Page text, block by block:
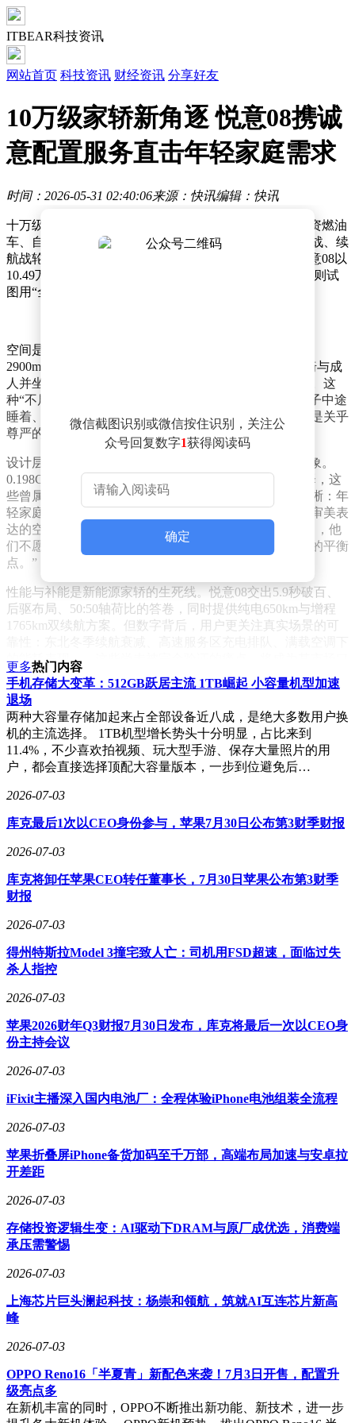
ITBEAR科技资讯
网站首页 科技资讯 财经资讯 分享好友
10万级家轿新角逐 悦意08携诚
意配置服务直击年轻家庭需求
时间：2026-05-31 02:40:06来源：快讯编辑：快讯
十万级家轿市场，早已告别“低价即王道”的时代。当合资燃油
车、自主插混、纯电车型在此短兵相接，价格战、配置战、续
航战轮番上演，消费者对“性价比”的定义愈发严苛。悦意08以
10.49万元的起售价入局，看似以价格利刃切入红海，实则试
图用“全能牌”重新定义这一细分市场的竞争逻辑。
空间是家庭用户的第一道门槛。悦意08以4920mm车长、
2900mm轴距构建出越级尺寸，后排可轻松容纳儿童座椅与成
人并坐，后备厢能装下婴儿车、露营装备甚至年货礼盒。这
种“不局促”的体验，直击年轻家庭的核心痛点——当孩子中途
睡着、老人需要伸展双腿时，车内空间不再是数字，而是关乎
尊严的细节。
设计层面，悦意08试图打破十万级家轿“中庸”的刻板印象。
0.198Cd超低风阻系数、无框电吸门、六种个性车漆选择，这
些曾属于高端车型的配置被下放至主流市场。其逻辑清晰：年
轻家庭的第一台车，既要承载实用需求，也要保留个人审美表
达的空间。正如市场观察者所言：“当90后成为购车主力，他
们不愿为家庭责任完全牺牲自我，车需要成为两种需求的平衡
点。”
性能与补能是新能源家轿的生死线。悦意08交出5.9秒破百、
后驱布局、50:50轴荷比的答卷，同时提供纯电650km与增程
1765km双续航方案。但数字背后，用户更关注真实场景的可
的能耗表现……这些尚未被完全验证的痛点，将成为其市场口
碑的关键考验。
智能化配置的堆砌容易，场景化落地难。悦意08搭载高通骁龙
8295P芯片、23扬声器杜比全景声、华为乾崑辅驾系统，支持
高速NOA、记忆泊车等24项功能。但用户早已对“冰箱彩电大
否精准、辅助驾驶是否稳定。真正的加分项，是深夜加班时安
静的座舱氛围，是亲子旅行中自动生成的Vlog，是地下车库
120米循迹倒车的救场时刻——智能需成为解决具体问题的工
具，而非炫技的噱头。
安全是家庭用车的底线。悦意08采用九横九纵笼式车身、83%
高强度钢、2200兆帕车门防撞梁，配备同级唯一的9安全气
对“最后一脚急刹”的隐忧——车里可能坐着熟睡的孩子、需要
服药的老人，或是刚从超市采购的易碎品。安全从来不是参数
表上的数字，而是危机时刻的最后一层保障。
服务权益的“终身制”承诺，展现出悦意08的野心。整车终身质
保障……这些条款直击新能源用户的长期痛点。但承诺的重量
取决于执行力度：当电池真的衰减时，换新流程是否繁琐？智
释“终身”二字？市场将用时间检验这些问题的答案。
作为中国一汽首个独立新能源品牌，悦意08的底气来自央企的
资源整合能力——火山引擎的算法支持、华为的智能驾驶方
为“出身”买单，十万级家轿的战场早已卷到白热化。价格是入
场券，配置是简历，服务才是长期信用。年轻家庭可能被
身质保说服，但最终会用每天的通勤、每次的充电、每趟的长
途、每一次售后，来判断这台车是否“值得”。
当市场充斥着“配置内卷”的喧嚣，悦意08选择将筹码压在“确
定性”上——少一点焦虑，多一点踏实。这或许正是十万级家
微信截图识别或微信按住识别，关注公
众号回复数字1获得阅读码
确定
更多热门内容
手机存储大变革：512GB跃居主流 1TB崛起 小容量机型加速
退场
两种大容量存储加起来占全部设备近八成，是绝大多数用户换
机的主流选择。 1TB机型增长势头十分明显，占比来到
11.4%，不少喜欢拍视频、玩大型手游、保存大量照片的用
户，都会直接选择顶配大容量版本，一步到位避免后…
2026-07-03
库克最后1次以CEO身份参与，苹果7月30日公布第3财季财报
2026-07-03
库克将卸任苹果CEO转任董事长，7月30日苹果公布第3财季
财报
2026-07-03
得州特斯拉Model 3撞宅致人亡：司机用FSD超速，面临过失
杀人指控
2026-07-03
苹果2026财年Q3财报7月30日发布，库克将最后一次以CEO身
份主持会议
2026-07-03
iFixit主播深入国内电池厂：全程体验iPhone电池组装全流程
2026-07-03
苹果折叠屏iPhone备货加码至千万部，高端布局加速与安卓拉
开差距
2026-07-03
存储投资逻辑生变：AI驱动下DRAM与原厂成优选，消费端
承压需警惕
2026-07-03
上海芯片巨头澜起科技：杨崇和领航，筑就AI互连芯片新高
峰
2026-07-03
OPPO Reno16「半夏青」新配色来袭！7月3日开售，配置升
级亮点多
在新机丰富的同时，OPPO不断推出新功能、新技术，进一步